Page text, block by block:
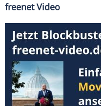
freenet Video